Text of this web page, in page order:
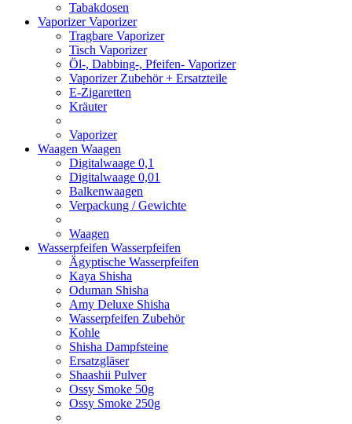
Tabakdosen
VaporizerVaporizer
Tragbare Vaporizer
Tisch Vaporizer
Öl-, Dabbing-, Pfeifen- Vaporizer
Vaporizer Zubehör + Ersatzteile
E-Zigaretten
Kräuter
Vaporizer
Waagen Waagen
Digitalwaage 0,1
Digitalwaage 0,01
Balkenwaagen
Verpackung / Gewichte
Waagen
Wasserpfeifen Wasserpfeifen
Ägyptische Wasserpfeifen
Kaya Shisha
Oduman Shisha
Amy Deluxe Shisha
Wasserpfeifen Zubehör
Kohle
Shisha Dampfsteine
Ersatzgläser
Shaashii Pulver
Ossy Smoke 50g
Ossy Smoke 250g